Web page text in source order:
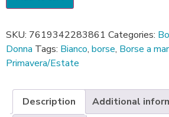
SKU: 7619342283861 Categories:
Donna Tags: Bianco, borse, Borse a
Primavera/Estate
Description
Additional